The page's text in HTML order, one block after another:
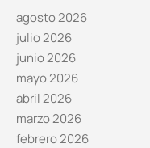
agosto 2026
julio 2026
junio 2026
mayo 2026
abril 2026
marzo 2026
febrero 2026